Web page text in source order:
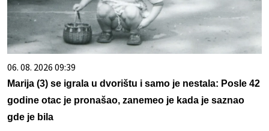
06. 08. 2026 09:39
Marija (3) se igrala u dvorištu i samo je nestala: Posle 42
godine otac je pronašao, zanemeo je kada je saznao
gde je bila